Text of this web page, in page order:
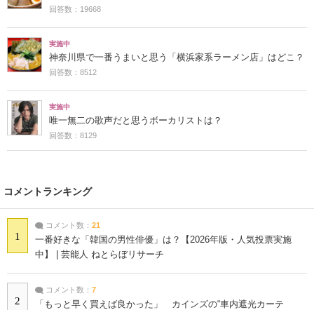
回答数：19668
実施中
神奈川県で一番うまいと思う「横浜家系ラーメン店」はどこ？
回答数：8512
実施中
唯一無二の歌声だと思うボーカリストは？
回答数：8129
コメントランキング
1
コメント数： 21
一番好きな「韓国の男性俳優」は？【2026年版・人気投票実施
中】 | 芸能人 ねとらぼリサーチ
2
コメント数： 7
「もっと早く買えば良かった」 カインズの“車内遮光カーテ